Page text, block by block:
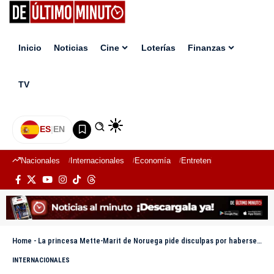
Inicio Noticias Cine Loterías Finanzas
TV
ES|EN
Nacionales Internacionales Economía Entretenimiento
Home - La princesa Mette-Marit de Noruega pide disculpas por haberse relacionado con Epstein
INTERNACIONALES